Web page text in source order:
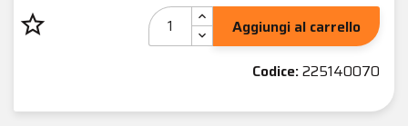
star_border
Aggiungi al carrello
Codice:225140070